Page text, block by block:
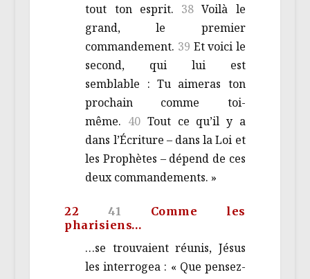
tout ton esprit. 38Voilà le
grand, le premier
commandement. 39 Et voici le
second, qui lui est
semblable : Tu aimeras ton
prochain comme toi-
même. 40 Tout ce qu’il y a
dans l’Écriture – dans la Loi et
les Prophètes – dépend de ces
deux commandements. »
2241 Comme les
pharisiens…
…se trouvaient réunis, Jésus
les interrogea : « Que pensez-